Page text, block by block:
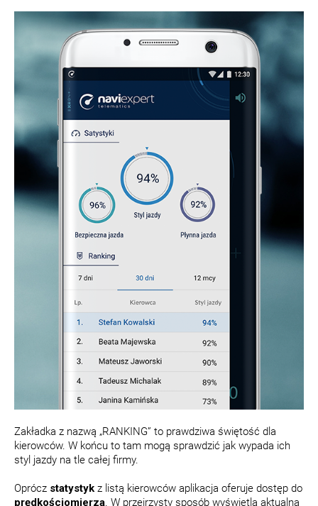
Zakładka z nazwą „RANKING” to prawdziwa świętość dla
kierowców. W końcu to tam mogą sprawdzić jak wypada ich
styl jazdy na tle całej firmy.
Oprócz statystyk z listą kierowców aplikacja oferuje dostęp do
prędkościomierza. W przejrzysty sposób wyświetla aktualną